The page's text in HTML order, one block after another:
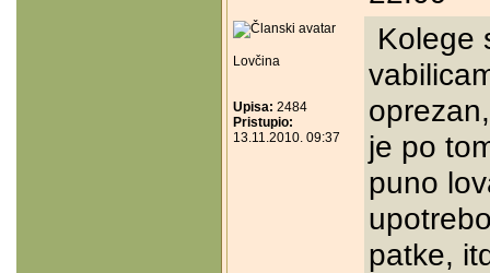
Lovčina
Upisa: 2484
Pristupio:
13.11.2010. 09:37
Kolege
je po
puno
patke,